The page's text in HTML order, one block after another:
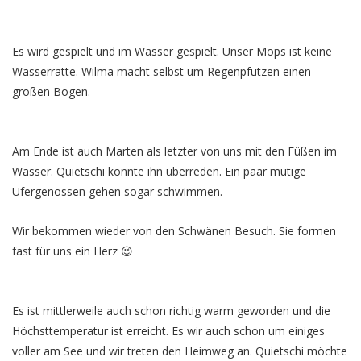
Es wird gespielt und im Wasser gespielt. Unser Mops ist keine
Wasserratte. Wilma macht selbst um Regenpfützen einen
großen Bogen.
Am Ende ist auch Marten als letzter von uns mit den Füßen im
Wasser. Quietschi konnte ihn überreden. Ein paar mutige
Ufergenossen gehen sogar schwimmen.
Wir bekommen wieder von den Schwänen Besuch. Sie formen
fast für uns ein Herz 😉
Es ist mittlerweile auch schon richtig warm geworden und die
Höchsttemperatur ist erreicht. Es wir auch schon um einiges
voller am See und wir treten den Heimweg an. Quietschi möchte